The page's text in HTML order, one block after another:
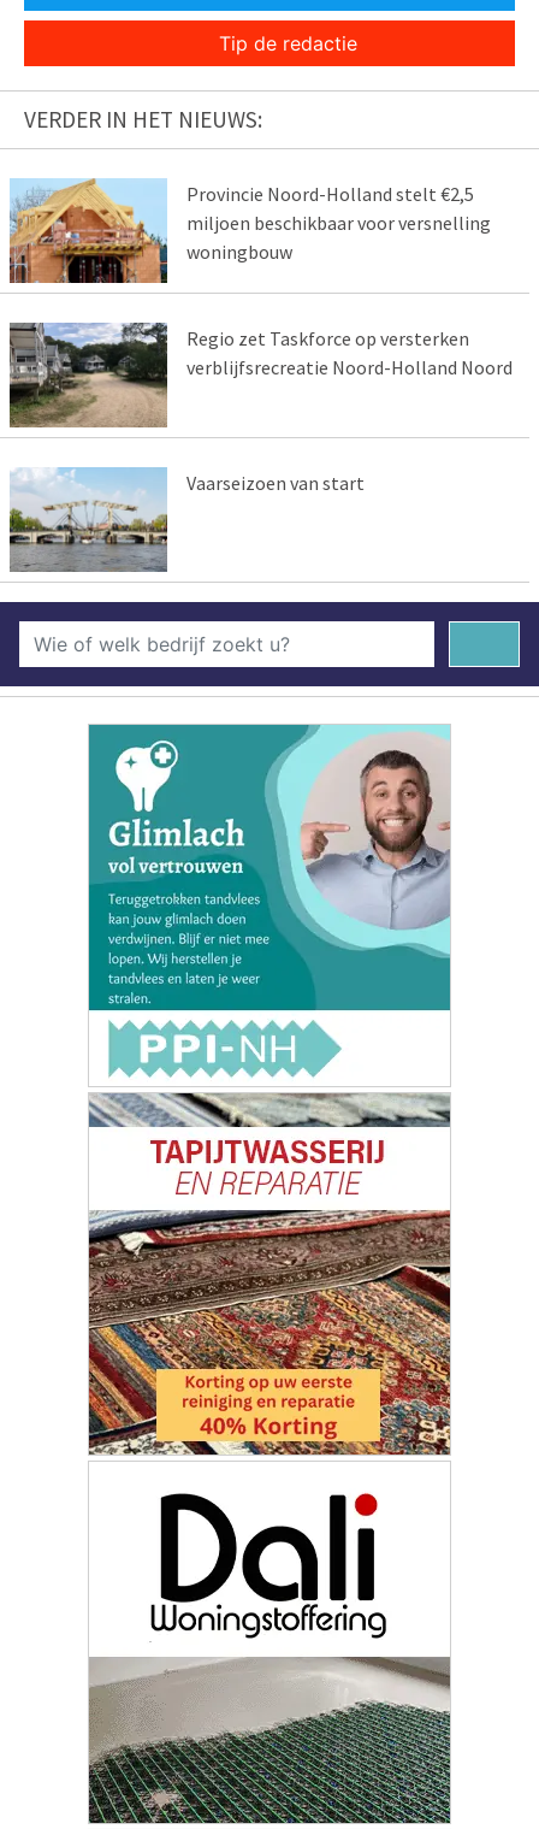
Tip de redactie
VERDER IN HET NIEUWS:
Provincie Noord-Holland stelt €2,5
miljoen beschikbaar voor versnelling
woningbouw
Regio zet Taskforce op versterken
verblijfsrecreatie Noord-Holland Noord
Vaarseizoen van start